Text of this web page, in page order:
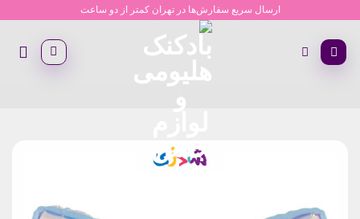
content
ارسال سریع سفارش‌ها در تهران کمتر از دو ساعت